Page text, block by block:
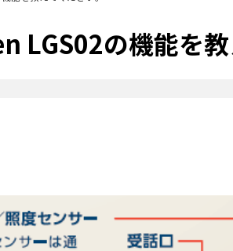
LGS02の機能を